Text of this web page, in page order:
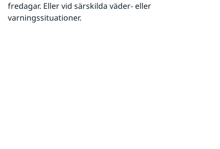
fredagar. Eller vid särskilda väder- eller
varningssituationer.